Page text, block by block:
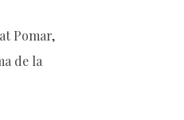
Pomar,
de la